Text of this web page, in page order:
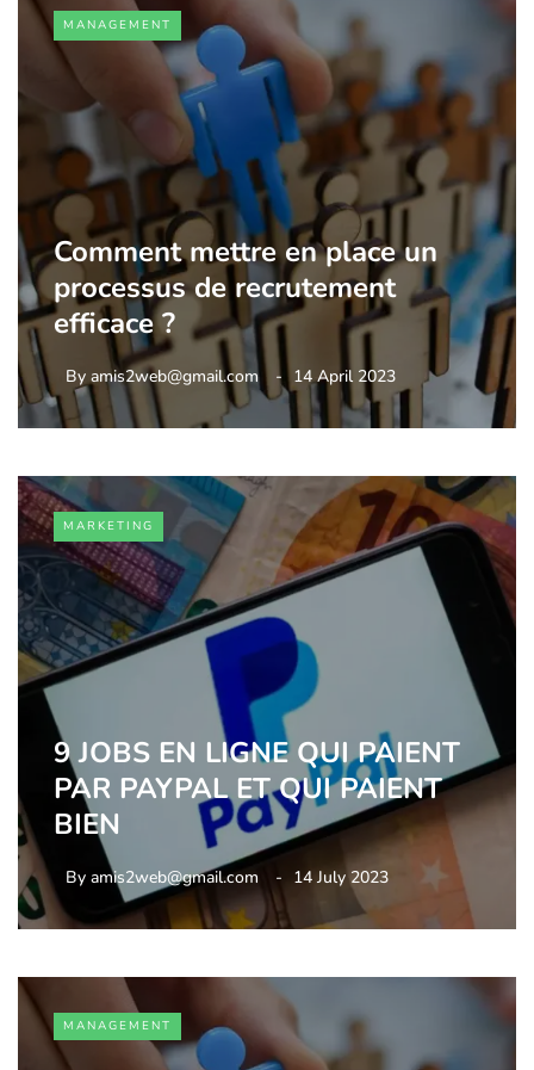
MANAGEMENT
Comment mettre en place un
processus de recrutement
efficace ?
By amis2web@gmail.com 14 April 2023
MARKETING
9 JOBS EN LIGNE QUI PAIENT
PAR PAYPAL ET QUI PAIENT
BIEN
By amis2web@gmail.com 14 July 2023
MANAGEMENT